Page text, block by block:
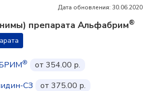
Дата обновления: 30.06.2020
препарата Альфабрим®
®
от 354.00 р.
СЗ
от 375.00 р.